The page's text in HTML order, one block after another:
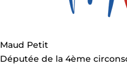
Maud Petit
Députée de la 4ème